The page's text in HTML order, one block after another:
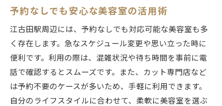
江古田駅近くで理想のヘアスタイルを叶える
美容室カットで理想の髪型を実現する方法
江古田駅の美容室で人気ヘアスタイルを提
案
美容室選びでヘアカラーやカットの両立術
スタイリストの技術力を美容室で確認する
予約なしでも安心な美容室の活用術
江古田駅周辺には、予約なしでも対応可能な美容室も多
く存在します。急なスケジュール変更や思い立った時に
便利です。利用の際は、混雑状況や待ち時間を事前に電
話で確認するとスムーズです。また、カット専門店など
は予約不要のケースが多いため、手軽に利用できます。
自分のライフスタイルに合わせて、柔軟に美容室を選ぶ